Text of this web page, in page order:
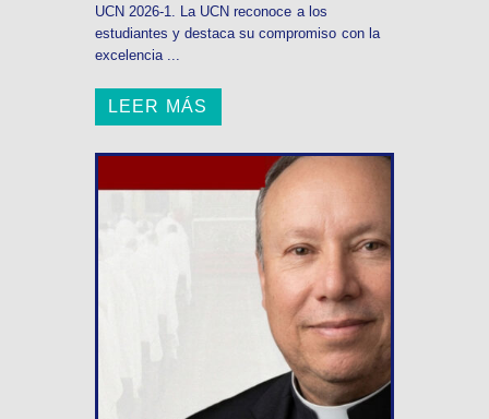
UCN 2026-1. La UCN reconoce a los
estudiantes y destaca su compromiso con la
excelencia ...
LEER MÁS